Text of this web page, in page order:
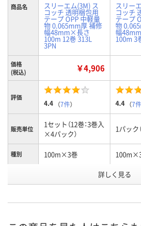
商品名 スリーエム(3M) ス
コッチ 透明梱包用
テープ OPP 中軽量
物 0.065mm厚 補修
幅48mm×長さ
100m 12巻 313L
3PN
スリー
コッチ
テープ
物
幅
100m 3
価格
(税込)
￥4,906
評価
4.4 （7件） 4.4 （7件
販売単位
1セット（12巻：3巻入
×4パック）
1パック
種別 100m×3巻
カッター
8267956 8206290
詳しく見る